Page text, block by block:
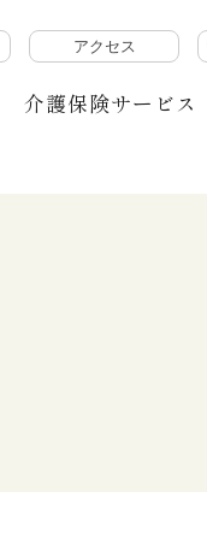
アクセス
介護保険サービス